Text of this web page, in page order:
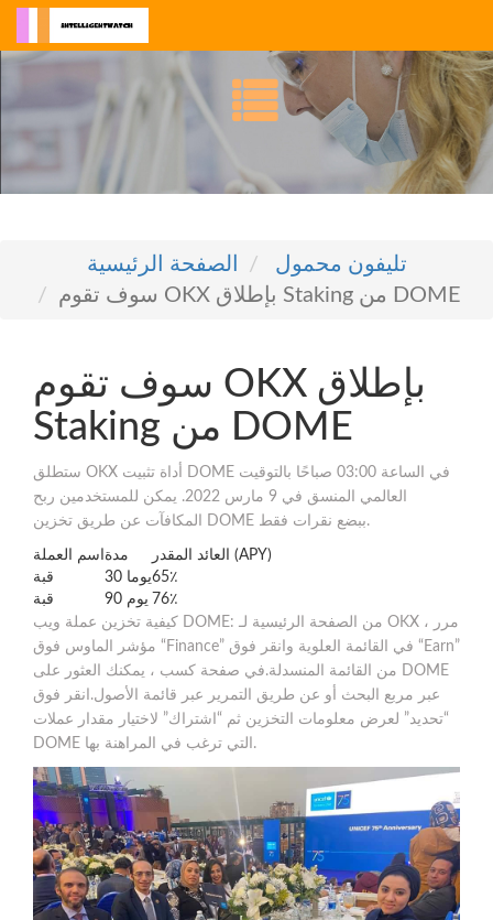
الصفحة الرئيسية
تليفون محمول
سوف تقوم OKX بإطلاق Staking من DOME
سوف تقوم OKX بإطلاق
Staking من DOME
ستطلق OKX أداة تثبيت DOME في الساعة 03:00 صباحًا بالتوقيت
العالمي المنسق في 9 مارس 2022. يمكن للمستخدمين ربح
المكافآت عن طريق تخزين DOME ببضع نقرات فقط.
اسم العملة مدة
العائد المقدر (APY)
قبة
30 يوما65٪
قبة
90 يوم 76٪
كيفية تخزين عملة ويب DOME: من الصفحة الرئيسية لـ OKX ، مرر
مؤشر الماوس فوق “Finance” في القائمة العلوية وانقر فوق “Earn”
من القائمة المنسدلة.في صفحة كسب ، يمكنك العثور على DOME
عبر مربع البحث أو عن طريق التمرير عبر قائمة الأصول.انقر فوق
“تحديد” لعرض معلومات التخزين ثم “اشتراك” لاختيار مقدار عملات
DOME التي ترغب في المراهنة بها.